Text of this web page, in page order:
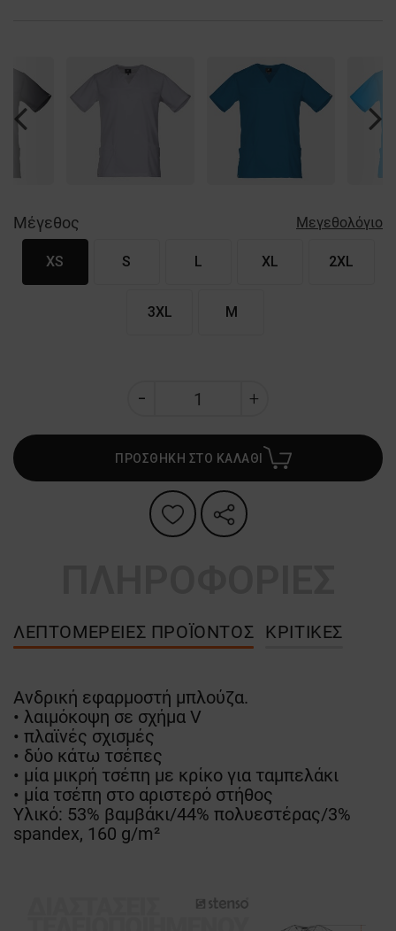
Μέγεθος Μεγεθολόγιο
XS S L XL 2XL
3XL M
ΠΡΟΣΘΗΚΗ ΣΤΟ ΚΑΛΑΘΙ
ΛΕΠΤΟΜΈΡΕΙΕΣ ΠΡΟΪΌΝΤΟΣ ΚΡΙΤΙΚΈΣ
Ανδρική εφαρμοστή μπλούζα.
• λαιμόκοψη σε σχήμα V
• πλαϊνές σχισμές
• δύο κάτω τσέπες
• μία μικρή τσέπη με κρίκο για ταμπελάκι
• μία τσέπη στο αριστερό στήθος
Υλικό: 53% βαμβάκι/44% πολυεστέρας/3%
spandex, 160 g/m²